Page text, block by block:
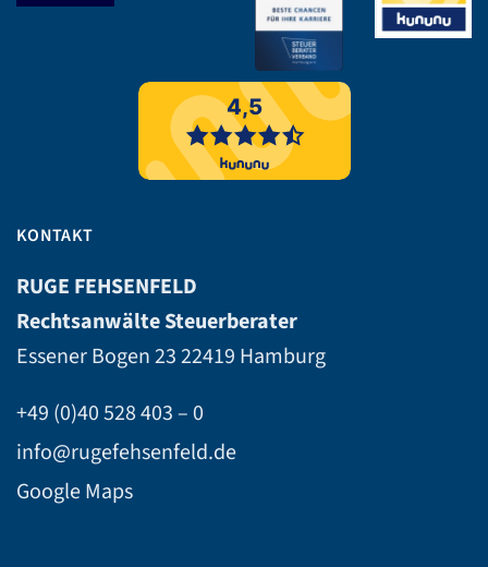
KONTAKT
RUGE FEHSENFELD
Rechtsanwälte Steuerberater
Essener Bogen 2322419 Hamburg
+49 (0)40 528 403 – 0
info@rugefehsenfeld.de
Google Maps